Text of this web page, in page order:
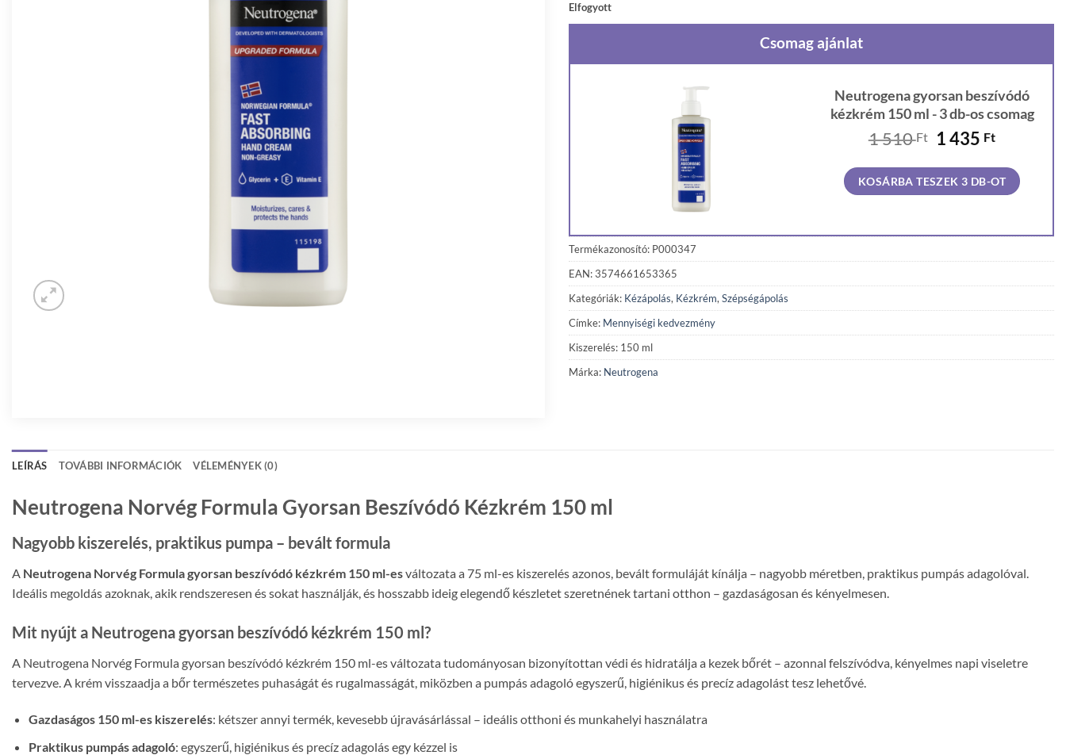
Elfogyott
Csomag ajánlat
Neutrogena gyorsan beszívódó
kézkrém 150 ml - 3 db-os csomag
1 510Ft
Original
was:
1
1 435 FtCurrent
is:
1
KOSÁRBA TESZEK 3 DB-OT
Termékazonosító: P000347
EAN: 3574661653365
Kategóriák: Kézápolás, Kézkrém, Szépségápolás
Címke: Mennyiségi kedvezmény
Kiszerelés: 150 ml
Márka: Neutrogena
LEÍRÁS TOVÁBBI INFORMÁCIÓK VÉLEMÉNYEK (0)
Neutrogena Norvég Formula Gyorsan Beszívódó Kézkrém 150 ml
Nagyobb kiszerelés, praktikus pumpa – bevált formula
A Neutrogena Norvég Formula gyorsan beszívódó kézkrém 150 ml-esváltozata a 75 ml-es kiszerelés azonos, bevált formuláját kínálja – nagyobb méretben, praktikus pumpás adagolóval.
Ideális megoldás azoknak, akik rendszeresen és sokat használják, és hosszabb ideig elegendő készletet szeretnének tartani otthon – gazdaságosan és kényelmesen.
Mit nyújt a Neutrogena gyorsan beszívódó kézkrém 150 ml?
A Neutrogena Norvég Formula gyorsan beszívódó kézkrém 150 ml-es változata tudományosan bizonyítottan védi és hidratálja a kezek bőrét – azonnal felszívódva, kényelmes napi viseletre
tervezve. A krém visszaadja a bőr természetes puhaságát és rugalmasságát, miközben a pumpás adagoló egyszerű, higiénikus és precíz adagolást tesz lehetővé.
Gazdaságos 150 ml-es kiszerelés: kétszer annyi termék, kevesebb újravásárlással – ideális otthoni és munkahelyi használatra
Praktikus pumpás adagoló: egyszerű, higiénikus és precíz adagolás egy kézzel is